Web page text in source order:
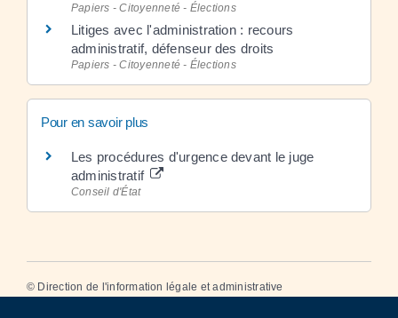
Papiers - Citoyenneté - Élections
Litiges avec l'administration : recours
administratif, défenseur des droits
Papiers - Citoyenneté - Élections
Pour en savoir plus
Les procédures d'urgence devant le juge
administratif
Conseil d'État
© Direction de l'information légale et administrative